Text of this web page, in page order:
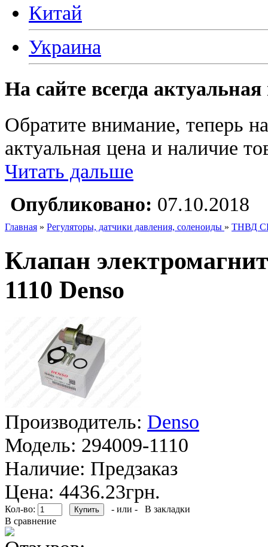
Китай
Украина
На сайте всегда
Обратите внимание, теперь
актуальная цена и наличие
Читать дальше
Опубликовано: 07.10.2018
Главная » Регуляторы, датчики давления, соленоиды » ТНВД
Клапан
1110 Denso
Производитель: Denso
Модель: 294009-1110
Наличие: Предзаказ
Цена: 4436.23грн.
Кол-во: - или -
В закладки
В сравнение